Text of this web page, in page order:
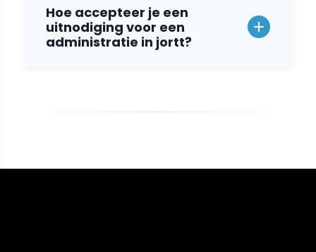
Hoe accepteer je een
uitnodiging voor een
administratie in jortt?